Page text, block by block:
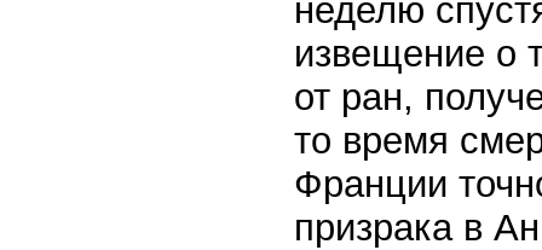
неделю
извещение о
от ран,
то время
Франции
призрака в